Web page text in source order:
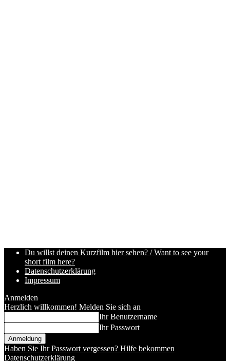
Du willst deinen Kurzfilm hier sehen? / Want to see your
short film here?
Datenschutzerklärung
Impressum
Anmelden
Herzlich willkommen! Melden Sie sich an
Ihr Benutzername
Ihr Passwort
Haben Sie Ihr Passwort vergessen? Hilfe bekommen
Datenschutzerklärung